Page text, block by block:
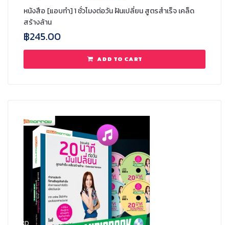
หนังสือ [แอบทำ] 1 ชั่วโมงต่อวัน ฝันเปลี่ยน สูตรสำเร็จ เคล็ด
สร้างล้าน
฿245.00
ADD TO CART